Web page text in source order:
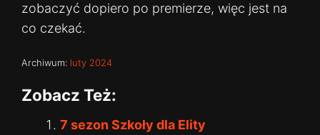
zobaczyć dopiero po premierze, więc jest na
co czekać.
Archiwum: luty 2024
Zobacz Też:
7 sezon Szkoły dla Elity